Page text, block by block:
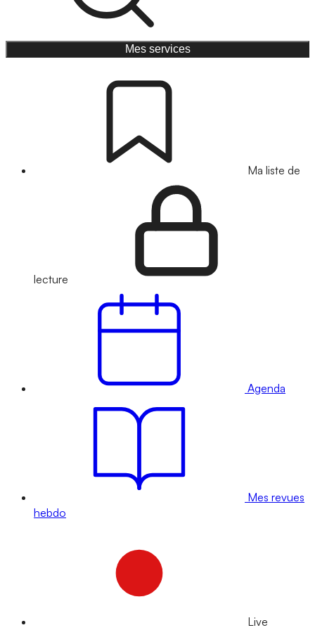
Mes services
Ma liste de
lecture
Agenda
Mes revues
hebdo
Live